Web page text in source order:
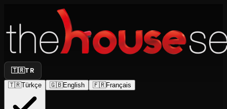
🇹🇷TR
🇹🇷Türkçe 🇬🇧English 🇫🇷Français